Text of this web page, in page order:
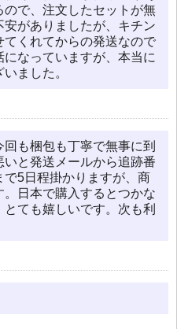
で、注文したセットが無
がありましたが、キチン
くれてからの発送なので
なっていますが、本当に
ました。
も梱包も丁寧で無事に到
と発送メールから追跡番
5日程掛かりますが、商
日本で購入するとつかな
ても嬉しいです。次も利